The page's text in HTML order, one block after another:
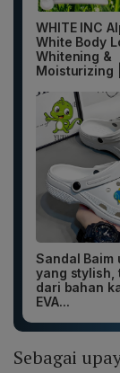
WHITE INC
White Body
Whitening &
Moisturizing
Sandal Baim
yang stylish,
dari bahan
EVA...
Sebagai